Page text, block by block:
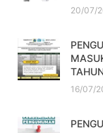
20/07/
16/07/